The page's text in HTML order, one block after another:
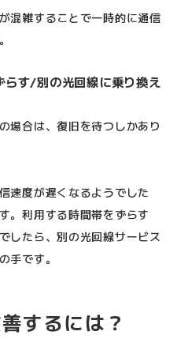
混雑することで一時的に通信
す/別の光回線に乗り換え
場合は、復旧を待つしかあり
速度が遅くなるようでした
。利用する時間帯をずらす
したら、別の光回線サービス
手です。
するには？